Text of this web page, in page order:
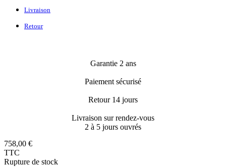
Livraison
Retour
Garantie 2 ans
Paiement sécurisé
Retour 14 jours
Livraison sur rendez-vous
2 à 5 jours ouvrés
758,00 €
TTC
Rupture de stock